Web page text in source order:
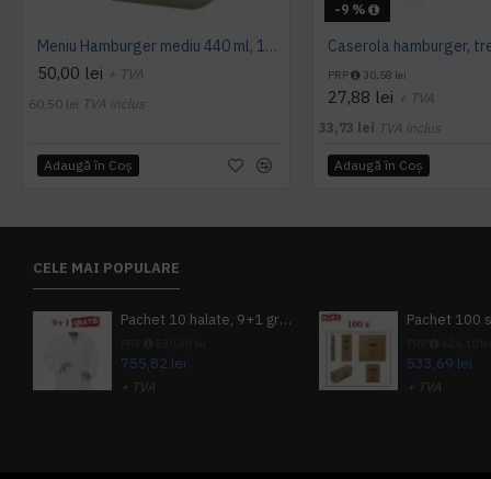
Meniu Hamburger mediu 440 ml, 125 buc/set
50,00 lei + TVA
60,50 lei TVA inclus
Adaugă în Coş
-9 %
PRP 30,58 lei
27,88 lei + TVA
33,73 lei TVA inclus
Adaugă în Coş
CELE MAI POPULARE
Pachet 10 halate, 9+1 gratuit
755,82 lei
+ TVA
533,69 lei
+ TVA